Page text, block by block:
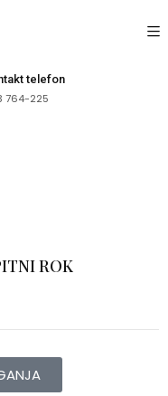
telefon
764-225
ROK